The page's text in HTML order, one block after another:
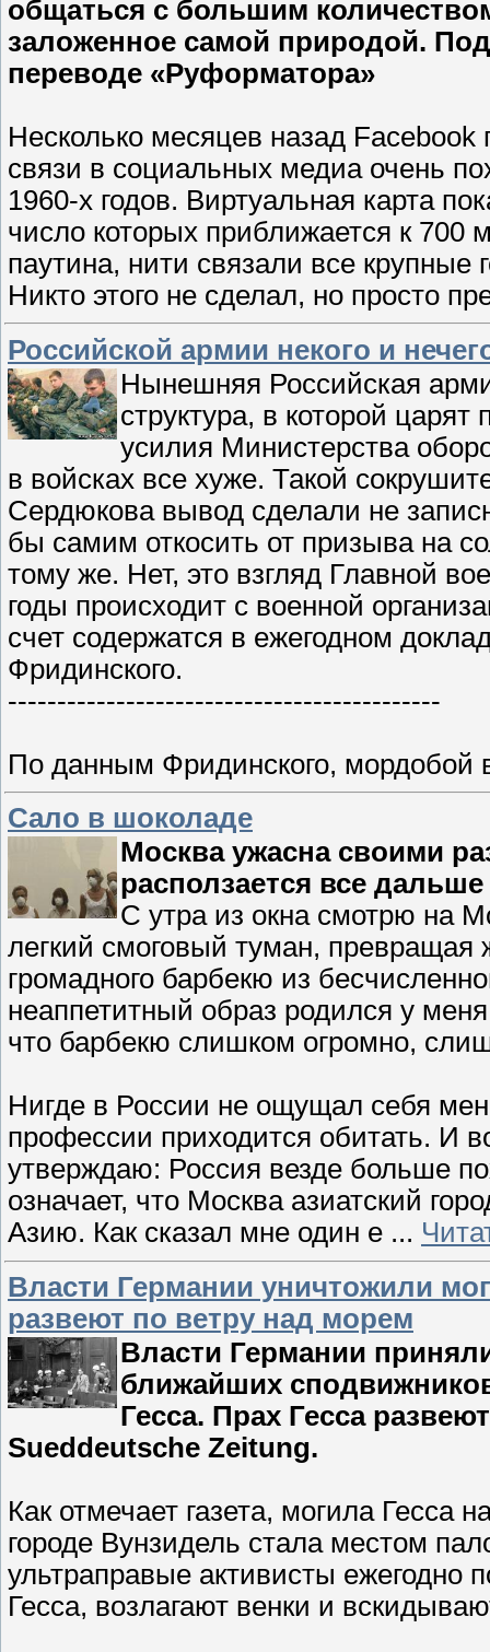
общаться с большим
заложенное самой природой.
переводе «Руформатора»
Несколько месяцев назад Facebook
связи в социальных медиа очень
1960-х годов. Виртуальная карта
число которых приближается к 700
паутина, нити связали все крупные
Никто этого не сделал, но просто
Российской армии некого и
Нынешняя Российская
структура, в которой
усилия Министерства
в войсках все хуже. Такой
Сердюкова вывод сделали не
бы самим откосить от призыва на
тому же. Нет, это взгляд Главной
годы происходит с военной
счет содержатся в ежегодном
Фридинского.
--------------------------------------------
По данным Фридинского,
Сало в шоколаде
Москва ужасна своими
расползается все
С утра из окна смотрю на
легкий смоговый туман, превращая
громадного барбекю из
неаппетитный образ родился у
что барбекю слишком огромно,
Нигде в России не ощущал себя
профессии приходится обитать. И
утверждаю: Россия везде больше
означает, что Москва азиатский
Азию. Как сказал мне один е ...
Власти Германии уничтожили
развеют по ветру над морем
Власти Германии
ближайших
Гесса. Прах Гесса
Sueddeutsche Zeitung.
Как отмечает газета, могила Гесса
городе Вунзидель стала местом
ультраправые активисты ежегодно
Гесса, возлагают венки и